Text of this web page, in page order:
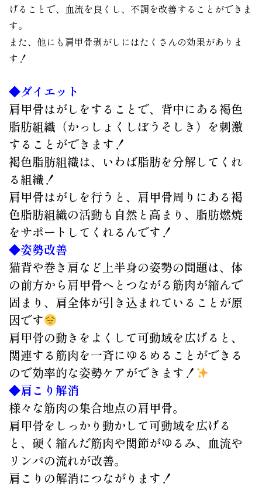
げることで、血流を良くし、不調を改善することができま
す。
また、他にも肩甲骨剥がしにはたくさんの効果がありま
す！
◆ダイエット
肩甲骨はがしをすることで、背中にある褐色
脂肪組織（かっしょくしぼうそしき）を刺激
することができます！
褐色脂肪組織は、いわば脂肪を分解してくれ
る組織！
肩甲骨はがしを行うと、肩甲骨周りにある褐
色脂肪組織の活動も自然と高まり、脂肪燃焼
をサポートしてくれるんです！
◆姿勢改善
猫背や巻き肩など上半身の姿勢の問題は、体
の前方から肩甲骨へとつながる筋肉が縮んで
固まり、肩全体が引き込まれていることが原
因です
肩甲骨の動きをよくして可動域を広げると、
関連する筋肉を一斉にゆるめることができる
ので効率的な姿勢ケアができます！
◆肩こり解消
様々な筋肉の集合地点の肩甲骨。
肩甲骨をしっかり動かして可動域を広げる
と、硬く縮んだ筋肉や関節がゆるみ、血流や
リンパの流れが改善。
肩こりの解消につながります！